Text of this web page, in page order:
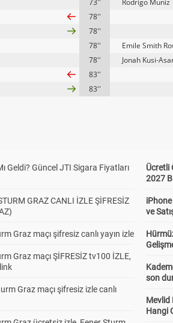
73''
Rodrigo Muniz
78''
78''
78''
Emile Smith
78''
Jonah Kusi-
83''
83''
Geldi? Güncel JTI Sigara Fiyatları
GRAZ CANLI İZLE ŞİFRESİZ
Graz maçı şifresiz canlı yayın izle
Graz maçı ŞİFRESİZ tv100 İZLE,
Graz maçı şifresiz izle canlı
Ücretli
2027
iPhone
ve
son
Mevlid
Hangi